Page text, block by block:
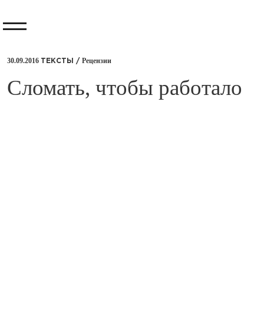
30.09.2016 ТЕКСТЫ / Рецензии
​Сломать, чтобы работало